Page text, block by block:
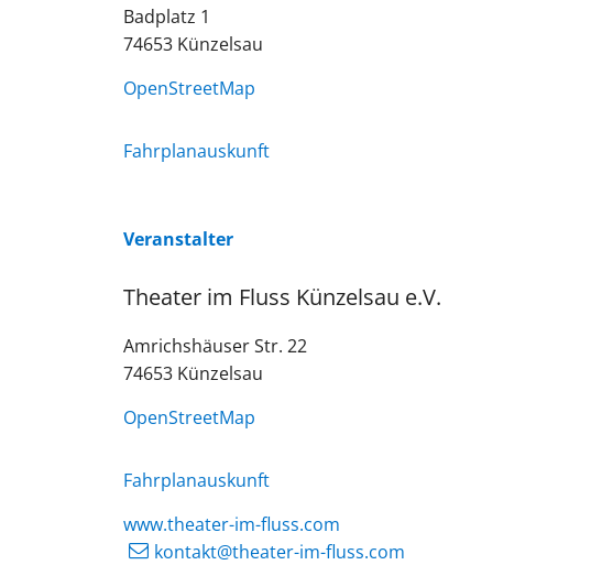
Badplatz 1
74653 Künzelsau
OpenStreetMap
Fahrplanauskunft
Veranstalter
Theater im Fluss Künzelsau e.V.
Amrichshäuser Str. 22
74653 Künzelsau
OpenStreetMap
Fahrplanauskunft
www.theater-im-fluss.com
kontakt@theater-im-fluss.com